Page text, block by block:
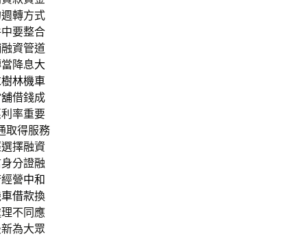
轉方式
要整合
資管道
降息大
樹林機車
借錢成
率重要
取得服務
擇融資
分證融
營中和
借款換
不同應
為大眾